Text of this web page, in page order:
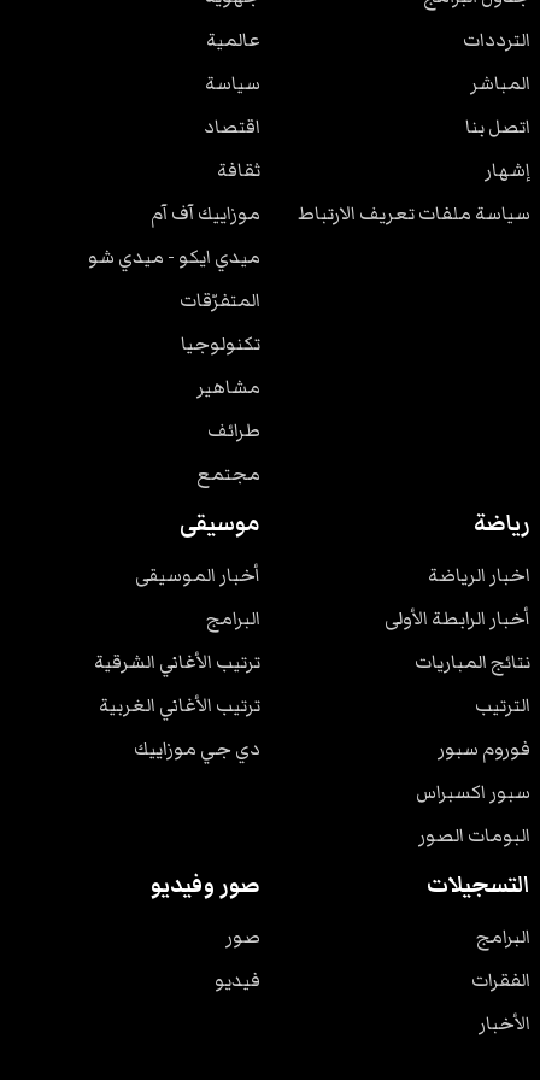
الترددات
المباشر
اتصل بنا
إشهار
سياسة ملفات تعريف الارتباط
عالمية
سياسة
اقتصاد
ثقافة
موزاييك آف آم
ميدي ايكو - ميدي شو
المتفرّقات
تكنولوجيا
مشاهير
طرائف
مجتمع
رياضة
اخبار الرياضة
أخبار الرابطة الأولى
نتائج المباريات
الترتيب
فوروم سبور
سبور اكسبراس
البومات الصور
موسيقى
أخبار الموسيقى
البرامج
ترتيب الأغاني الشرقية
ترتيب الأغاني الغربية
دي جي موزاييك
التسجيلات
البرامج
الفقرات
الأخبار
صور وفيديو
صور
فيديو